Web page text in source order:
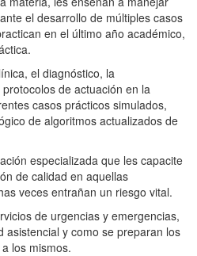
el desarrollo de múltiples casos
en el último año académico,
el diagnóstico, la
de actuación en la
casos prácticos simulados,
de algoritmos actualizados de
especializada que les capacite
de calidad en aquellas
veces entrañan un riesgo vital.
de urgencias y emergencias,
asistencial y como se preparan los
los mismos.